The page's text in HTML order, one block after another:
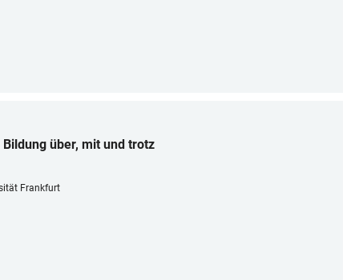
über, mit und trotz
Frankfurt